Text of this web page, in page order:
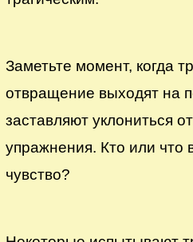
Заметьте момент, когда
отвращение выходят на
заставляют уклониться
упражнения. Кто или что
чувство?